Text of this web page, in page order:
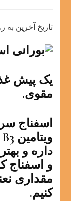
تاریخ آخرین به روز
یک پیش
مقوی.
اسفناج
داره و
و اسفناج
مقداری
کنیم.